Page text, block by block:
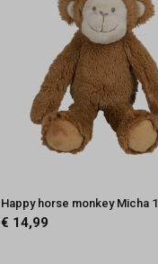
Happy horse monkey Micha 1
€ 14,99